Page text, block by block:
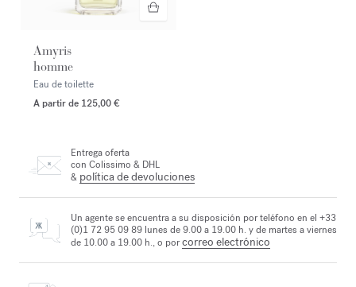
Amyris
homme
Eau de toilette
A partir de 125,00 €
Entrega oferta
con Colissimo & DHL
& política de devoluciones
Un agente se encuentra a su disposición por teléfono en el +33
(0)1 72 95 09 89 lunes de 9.00 a 19.00 h. y de martes a viernes
de 10.00 a 19.00 h., o porcorreo electrónico